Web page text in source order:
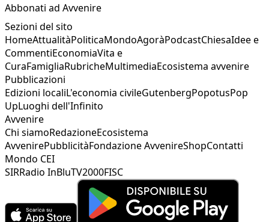
Abbonati ad Avvenire
Sezioni del sito
HomeAttualitàPoliticaMondoAgoràPodcastChiesaIdee e
CommentiEconomiaVita e
CuraFamigliaRubricheMultimediaEcosistema avvenire
Pubblicazioni
Edizioni localiL'economia civileGutenbergPopotusPop
UpLuoghi dell'Infinito
Avvenire
Chi siamoRedazioneEcosistema
AvvenirePubblicitàFondazione AvvenireShopContatti
Mondo CEI
SIRRadio InBluTV2000FISC